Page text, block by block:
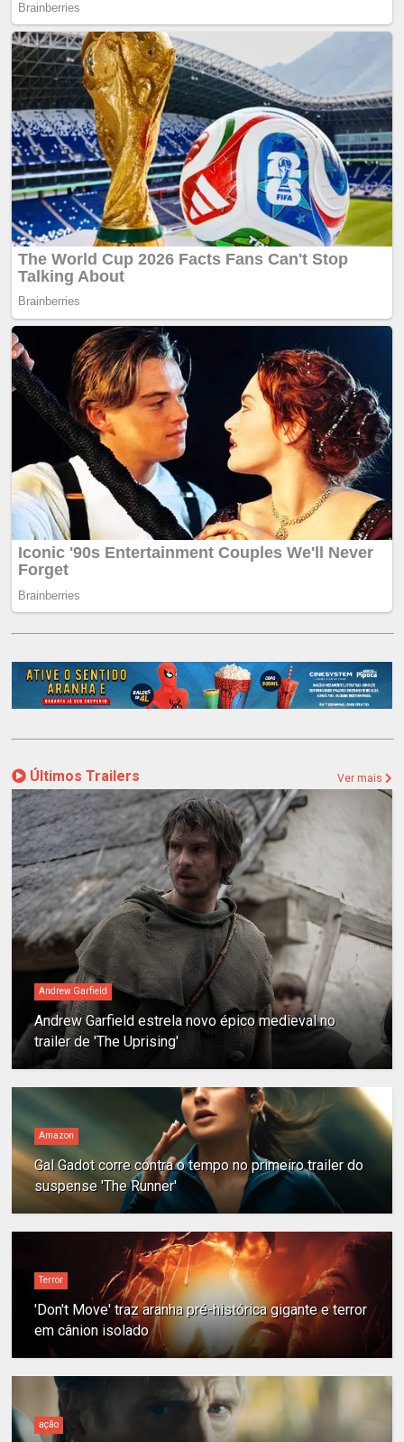
Últimos Trailers Ver mais
Andrew Garfield
Andrew Garfield estrela novo épico medieval no
trailer de 'The Uprising'
Amazon
Gal Gadot corre contra o tempo no primeiro trailer do
suspense 'The Runner'
Terror
'Don't Move' traz aranha pré-histórica gigante e terror
em cânion isolado
ação